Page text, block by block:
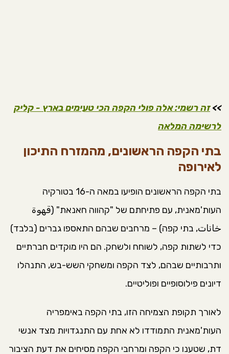
>>זה רשמי: אלה פולי הקפה הכי טעימים בארץ - קליק
לרשימה המלאה
בתי הקפה הראשונים, מהמזרח התיכון
לאירופה
בתי הקפה הראשונים הופיעו במאה ה-16 בטורקיה
העות'מאנית, עם פתיחתם של "קהווה חאנאת" (قهوة
خانات, בתי קפה) – מרחבים שבהם התאספו גברים (בלבד)
כדי לשתות קפה, לשוחח ולשחק. הם היו מוקדים חברתיים
ותרבותיים שבהם, לצד הקפה ומשחקי השש-בש, התנהלו
דיונים פילוסופיים ופוליטיים.
לאורך תקופת הצמיחה הזו, בתי הקפה באימפריה
העות'מאנית התמודדו לא אחת עם התנגדויות מצד אנשי
דת, שטענו כי הקפה ומרחבי הקפה מסיחים את דעת הציבור